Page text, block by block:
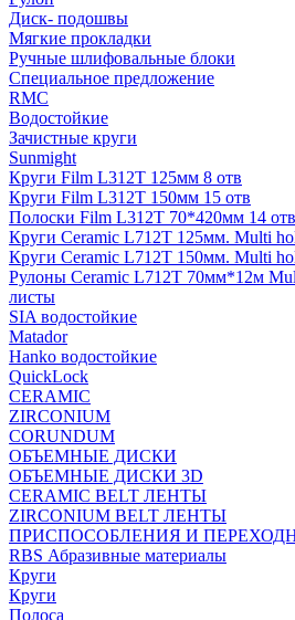
Диск- подошвы
Мягкие прокладки
Ручные шлифовальные блоки
Специальное предложение
RMC
Водостойкие
Зачистные круги
Sunmight
Круги Film L312T 125мм 8 отв
Круги Film L312T 150мм 15 отв
Полоски Film L312T 70*420мм 14 отв
Круги Ceramic L712T 125мм. Multi
Круги Ceramic L712T 150мм. Multi
Рулоны Ceramic L712T 70мм*12м
листы
SIA водостойкие
Matador
Hanko водостойкие
QuickLock
CERAMIC
ZIRCONIUM
СORUNDUM
ОБЪЕМНЫЕ ДИСКИ
ОБЪЕМНЫЕ ДИСКИ 3D
CERAMIC BELT ЛЕНТЫ
ZIRCONIUM BELT ЛЕНТЫ
ПРИСПОСОБЛЕНИЯ И
RBS Абразивные материалы
Круги
Круги
Полоса